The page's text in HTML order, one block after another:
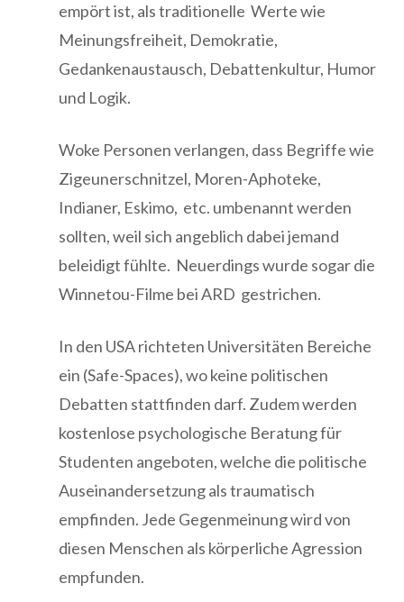
empört ist, als traditionelle Werte wie
Meinungsfreiheit, Demokratie,
Gedankenaustausch, Debattenkultur, Humor
und Logik.
Woke Personen verlangen, dass Begriffe wie
Zigeunerschnitzel, Moren-Aphoteke,
Indianer, Eskimo, etc. umbenannt werden
sollten, weil sich angeblich dabei jemand
beleidigt fühlte. Neuerdings wurde sogar die
Winnetou-Filme bei ARD gestrichen.
In den USA richteten Universitäten Bereiche
ein (Safe-Spaces), wo keine politischen
Debatten stattfinden darf. Zudem werden
kostenlose psychologische Beratung für
Studenten angeboten, welche die politische
Auseinandersetzung als traumatisch
empfinden. Jede Gegenmeinung wird von
diesen Menschen als körperliche Agression
empfunden.